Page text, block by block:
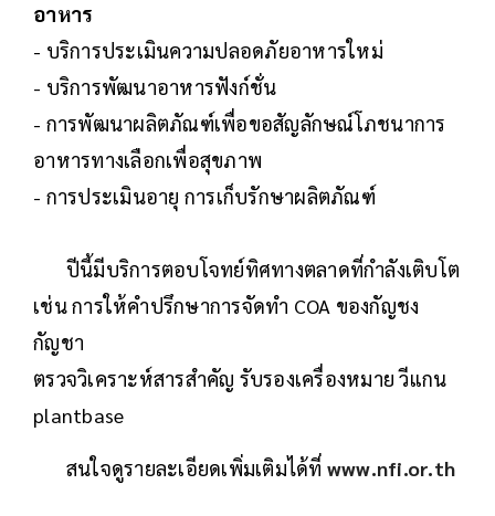
อาหาร
- บริการประเมินความปลอดภัยอาหารใหม่
- บริการพัฒนาอาหารฟังก์ชั่น
- การพัฒนาผลิตภัณฑ์เพื่อขอสัญลักษณ์โภชนาการ
อาหารทางเลือกเพื่อสุขภาพ
- การประเมินอายุ การเก็บรักษาผลิตภัณฑ์
ปีนี้มีบริการตอบโจทย์ทิศทางตลาดที่กำลังเติบโต
เช่น การให้คำปรึกษาการจัดทำ COA ของกัญชง
กัญชา
ตรวจวิเคราะห์สารสำคัญ รับรองเครื่องหมาย วีแกน
plantbase
สนใจดูรายละเอียดเพิ่มเติมได้ที่ www.nfi.or.th